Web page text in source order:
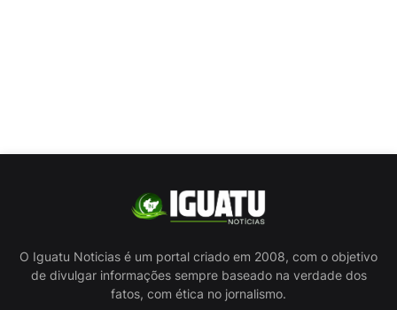
O Iguatu Noticias é um portal criado em 2008, com o objetivo
de divulgar informações sempre baseado na verdade dos
fatos, com ética no jornalismo.